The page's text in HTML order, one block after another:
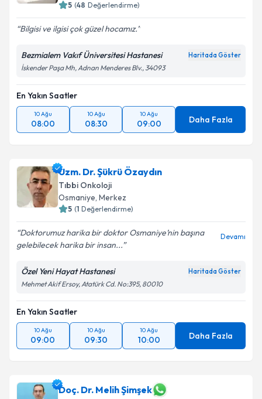
5 (48 Değerlendirme)
Bilgisi ve ilgisi çok güzel hocamız.
Bezmialem Vakıf Üniversitesi Hastanesi Haritada Göster
İskender Paşa Mh, Adnan Menderes Blv., 34093
En Yakın Saatler
10 Ağu
08:00
10 Ağu
08:30
10 Ağu
09:00 Daha Fazla
Uzm. Dr. Şükrü Özaydın
Tıbbi Onkoloji
Osmaniye, Merkez
5 (1 Değerlendirme)
Doktorumuz harika bir doktor Osmaniye’nin başına
gelebilecek harika bir insan...
Devamı
Özel Yeni Hayat Hastanesi Haritada Göster
Mehmet Akif Ersoy, Atatürk Cd. No:395, 80010
En Yakın Saatler
10 Ağu
09:00
10 Ağu
09:30
10 Ağu
10:00 Daha Fazla
Doç. Dr. Melih Şimşek